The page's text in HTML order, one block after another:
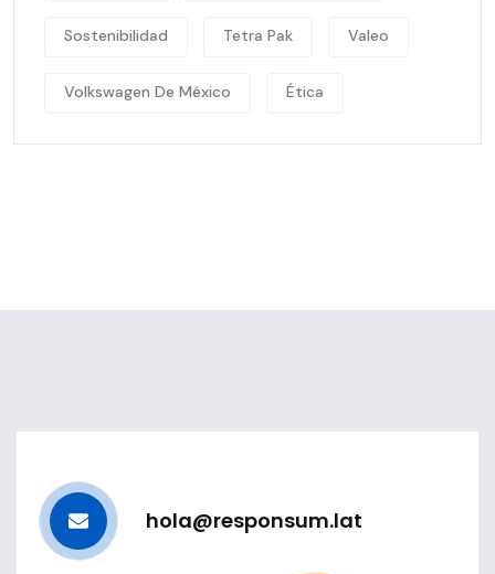
Sostenibilidad Tetra Pak Valeo
Volkswagen De México Ética
hola@responsum.lat